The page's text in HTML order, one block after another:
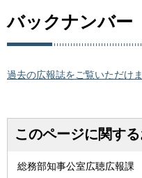
バックナンバー
過去の広報誌をご覧いただけ
このページに関す
総務部知事公室広聴広報課